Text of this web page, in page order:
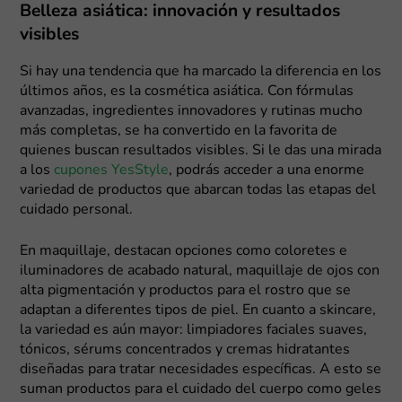
Belleza asiática: innovación y resultados
visibles
Si hay una tendencia que ha marcado la diferencia en los
últimos años, es la cosmética asiática. Con fórmulas
avanzadas, ingredientes innovadores y rutinas mucho
más completas, se ha convertido en la favorita de
quienes buscan resultados visibles. Si le das una mirada
a los cupones YesStyle, podrás acceder a una enorme
variedad de productos que abarcan todas las etapas del
cuidado personal.
En maquillaje, destacan opciones como coloretes e
iluminadores de acabado natural, maquillaje de ojos con
alta pigmentación y productos para el rostro que se
adaptan a diferentes tipos de piel. En cuanto a skincare,
la variedad es aún mayor: limpiadores faciales suaves,
tónicos, sérums concentrados y cremas hidratantes
diseñadas para tratar necesidades específicas. A esto se
suman productos para el cuidado del cuerpo como geles